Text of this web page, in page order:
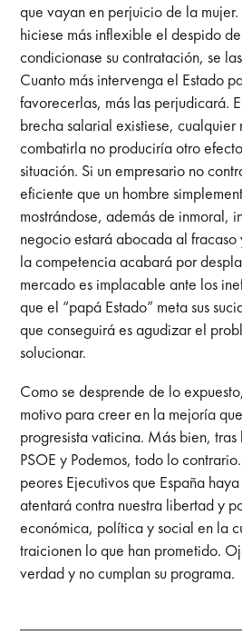
que vayan en perjuicio de la
hiciese más inflexible el despido
condicionase su contratación, se
Cuanto más intervenga el Estado
favorecerlas, más las perjudicará.
brecha salarial existiese, cualquier
combatirla no produciría otro
situación. Si un empresario no
eficiente que un hombre
mostrándose, además de inmoral,
negocio estará abocada al fracaso
la competencia acabará por
mercado es implacable ante los
que el “papá Estado” meta sus
que conseguirá es agudizar el
solucionar.
Como se desprende de lo
motivo para creer en la mejoría
progresista vaticina. Más bien,
PSOE y Podemos, todo lo
peores Ejecutivos que España
atentará contra nuestra libertad y
económica, política y social en la
traicionen lo que han prometido.
verdad y no cumplan su programa.